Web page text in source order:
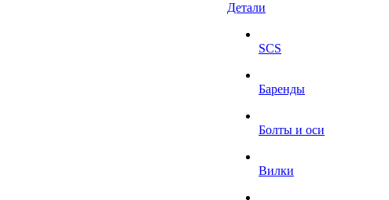
Детали
SCS
Баренды
Болты и оси
Вилки